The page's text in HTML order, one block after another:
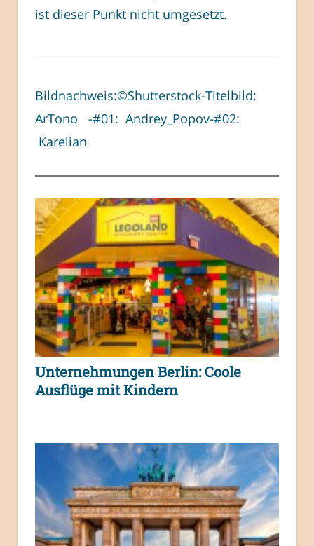
ist dieser Punkt nicht umgesetzt.
Bildnachweis:©Shutterstock-Titelbild:
ArTono -#01: Andrey_Popov-#02:
Karelian
Unternehmungen Berlin: Coole
Ausflüge mit Kindern